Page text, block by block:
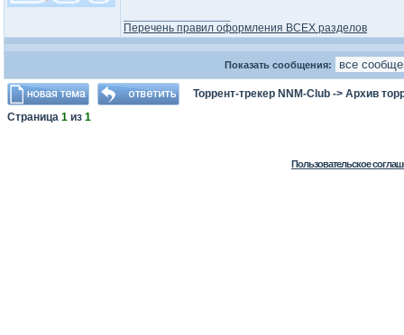
Перечень правил оформления ВСЕХ разделов
Показать сообщения:
Торрент-трекер NNM-Club -> Архив
Страница 1 из 1
Пользовательское